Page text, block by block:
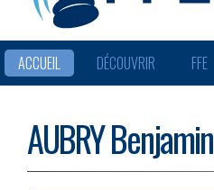
ACCUEIL DÉCOUVRIR FFE
AUBRY Benjamin